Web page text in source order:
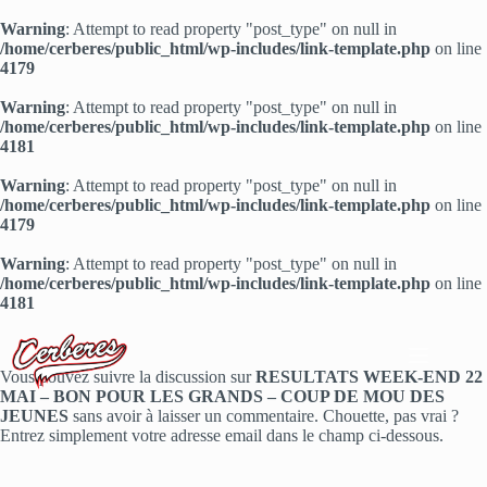
Warning: Attempt to read property "post_type" on null in
/home/cerberes/public_html/wp-includes/link-template.php on line
4179
Warning: Attempt to read property "post_type" on null in
/home/cerberes/public_html/wp-includes/link-template.php on line
4181
Warning: Attempt to read property "post_type" on null in
/home/cerberes/public_html/wp-includes/link-template.php on line
4179
Warning: Attempt to read property "post_type" on null in
/home/cerberes/public_html/wp-includes/link-template.php on line
4181
contenu
Vous pouvez suivre la discussion surRESULTATS WEEK-END 22
MAI – BON POUR LES GRANDS – COUP DE MOU DES
JEUNES sans avoir à laisser un commentaire. Chouette, pas vrai ?
Entrez simplement votre adresse email dans le champ ci-dessous.